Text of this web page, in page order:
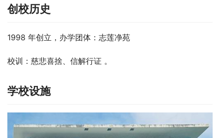
创校历史
1998 年创立，办学团体：志莲净苑
校训：慈悲喜捨、信解行证 。
学校设施